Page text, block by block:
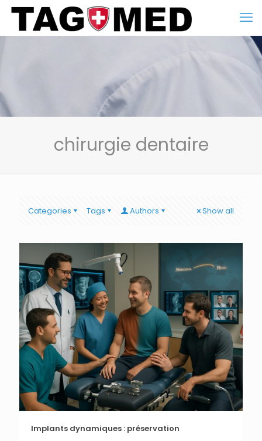
chirurgie dentaire
Categories Tags Authors Show all
Implants dynamiques : préservation